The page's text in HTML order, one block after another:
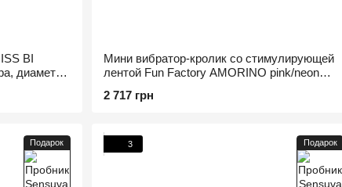
BI
диаметр
Мини вибратор-кролик со стимулирующей
лентой Fun Factory AMORINO pink/neon
2 717 грн
Подарок Подарок
3